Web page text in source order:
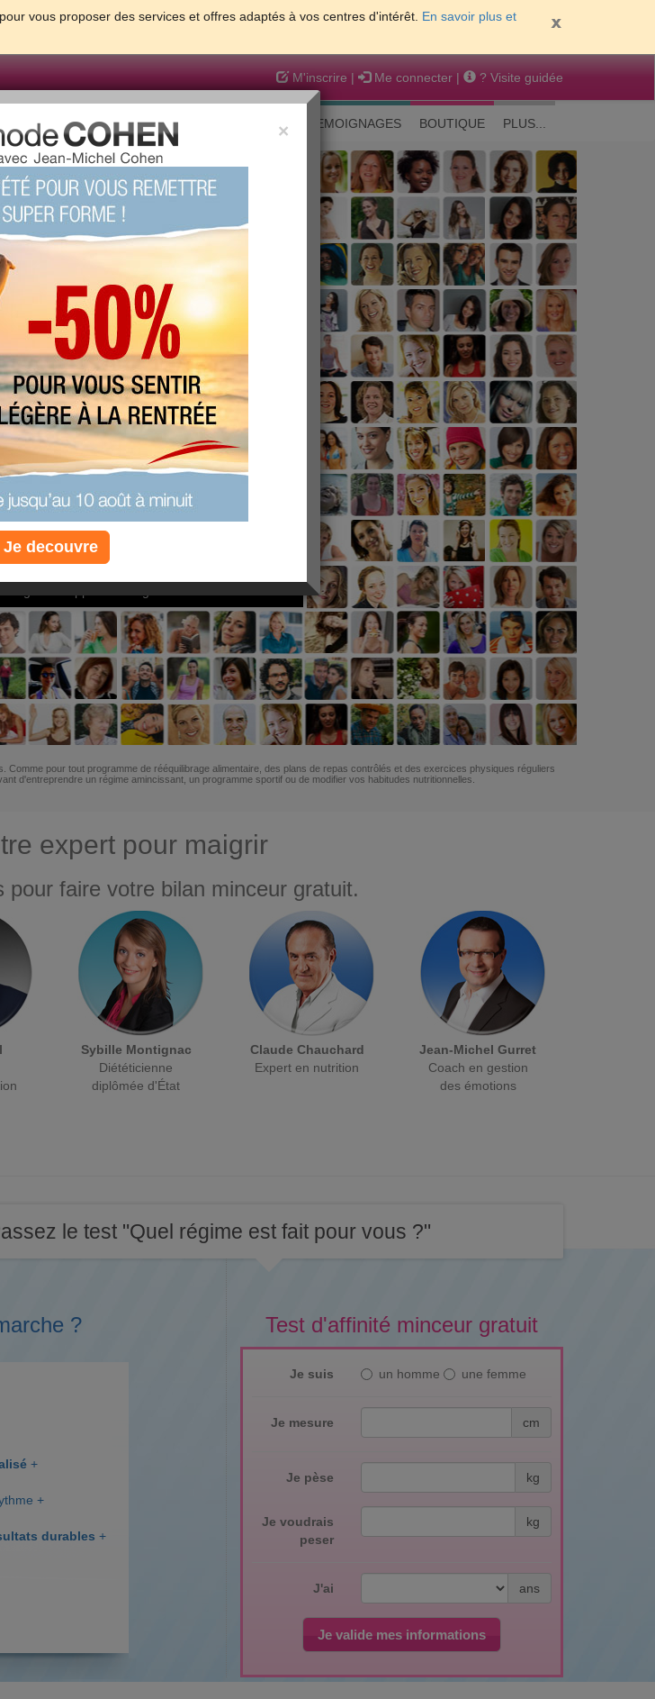
vous proposer des services et offres adaptés à vos centres d'intérêt. En savoir plus et
M'inscrire | Me connecter | ? Visite guidée
& TESTS GROSSESSE & BEBE TEMOIGNAGES BOUTIQUE PLUS...
maigrir et être bien dans sa peau
PLUS
SANTÉ
PLUS
COACHING
préfère le régime gratuit
pour tout programme de rééquilibrage alimentaire, des plans de repas contrôlés et des exercices physiques réguliers
d'entreprendre un régime amincissant, un programme sportif ou de modifier vos habitudes nutritionnelles.
expert pour maigrir
faire votre bilan minceur gratuit.
Sybille Montignac
Diététicienne
diplômée d'État
Claude Chauchard
Expert en nutrition
Jean-Michel Gurret
Coach en gestion
des émotions
le test "Quel régime est fait pour vous ?"
Test d'affinité minceur gratuit
Je suis un homme une femme
Je mesure cm
Je pèse kg
Je voudrais
peser
kg
J'ai ans
Je valide mes informations
?
+
+
durables +
×
Je decouvre